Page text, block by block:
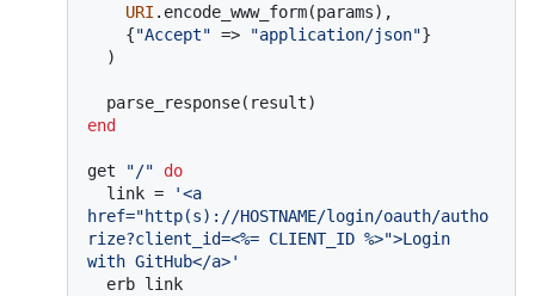
URI .encode_www_form(params),
    {
"Accept" => "application/json"}
end
get "/"
do
  link =
'<a
href="http(s)://HOSTNAME/login/oauth/autho
rize?client_id=<%= CLIENT_ID %>">Login
with GitHub</a>'